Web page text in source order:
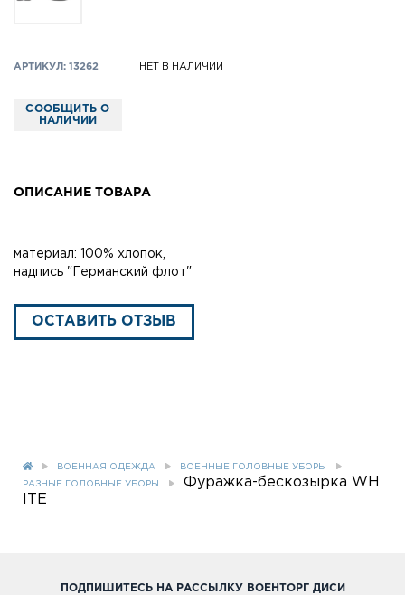
АРТИКУЛ: 13262 НЕТ В НАЛИЧИИ
СООБЩИТЬ О
НАЛИЧИИ
ОПИСАНИЕ ТОВАРА
материал: 100% хлопок,
надпись "Германский флот"
ОСТАВИТЬ ОТЗЫВ
ВОЕННАЯ ОДЕЖДА ВОЕННЫЕ ГОЛОВНЫЕ УБОРЫ
РАЗНЫЕ ГОЛОВНЫЕ УБОРЫ
Фуражка-бескозырка WH
ITE
ПОДПИШИТЕСЬ НА РАССЫЛКУ ВОЕНТОРГ ДИСИ